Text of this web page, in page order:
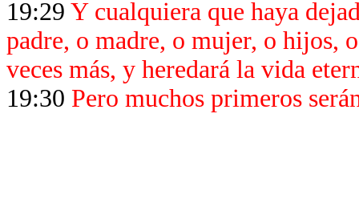
19:29 Y cualquiera que haya
padre, o madre, o mujer, o hijos,
veces más, y heredará la vida
19:30 Pero muchos primeros